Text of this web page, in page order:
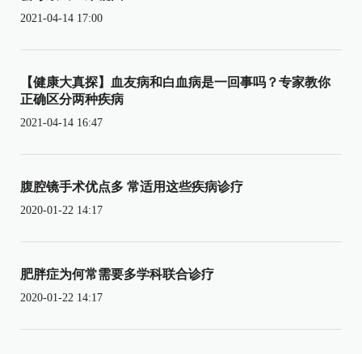
2021-04-14 17:00
【健康大真探】血友病和白血病是一回事吗？专家教你
正确区分两种疾病
2021-04-14 16:47
腹腔镜手术优点多 常适用这些疾病诊疗
2020-01-22 14:17
肥胖症为何常需要多学科联合诊疗
2020-01-22 14:17